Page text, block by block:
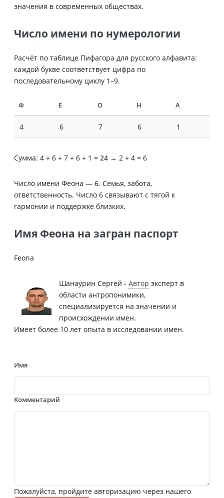
значения в современных обществах.
Число имени по нумерологии
Расчёт по таблице Пифагора для русского алфавита:
каждой букве соответствует цифра по
последовательному циклу 1–9.
Ф Е О Н А
4 6 7 6 1
Сумма: 4 + 6 + 7 + 6 + 1 = 24 → 2 + 4 = 6
Число имени Феона — 6. Семья, забота,
ответственность. Число 6 связывают с тягой к
гармонии и поддержке близких.
Имя Феона на загран паспорт
Feona
Шанаурин Сергей - Автор эксперт в
области антропонимики,
специализируется на значении и
происхождении имен.
Имеет более 10 лет опыта в исследовании имен.
Имя
Комментарий
Пожалуйста, пройдите авторизацию через нашего